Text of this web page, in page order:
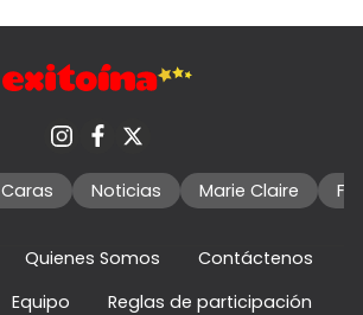
Caras Noticias Marie Claire
Quienes Somos
Contáctenos
Equipo Reglas de participación